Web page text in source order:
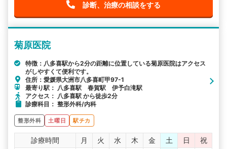
診断、治療の相談をする
菊原医院
特徴：八多喜駅から2分の距離に位置している菊原医院はアクセス
がしやすくて便利です。
住所：愛媛県大洲市八多喜町甲97-1
最寄り駅： 八多喜駅 春賀駅 伊予白滝駅
アクセス： 八多喜駅 から徒歩2分
診療科目： 整形外科/内科
整形外科 土曜日 駅チカ
診療時間 月 火 水 木 金 土 日
祝